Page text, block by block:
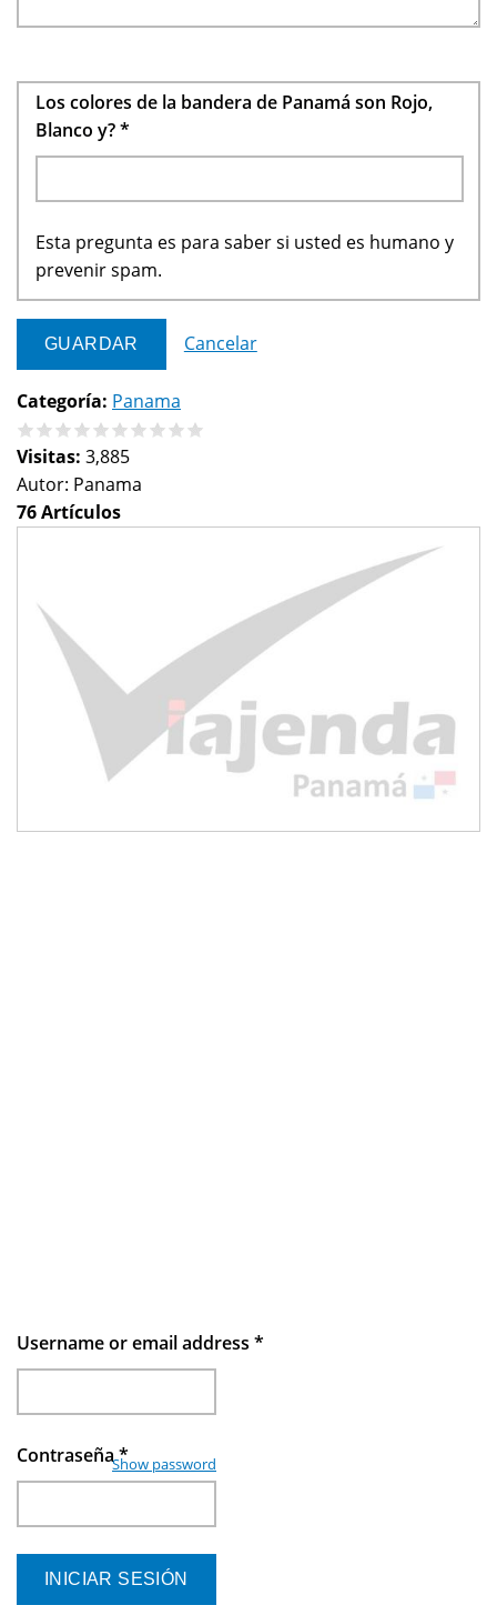
Los colores de la bandera de Panamá son Rojo,
Blanco y?*
Esta pregunta es para saber si usted es humano y
prevenir spam.
Cancelar
Categoría: Panama
Visitas: 3,885
Autor: Panama
76 Artículos
Username or email address *
Contraseña*
Show password